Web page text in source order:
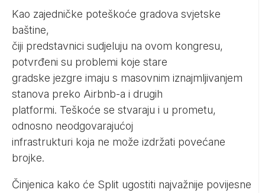
Kao zajedničke poteškoće gradova svjetske
baštine,
čiji predstavnici sudjeluju na ovom kongresu,
potvrđeni su problemi koje stare
gradske jezgre imaju s masovnim iznajmljivanjem
stanova preko Airbnb-a i drugih
platformi. Teškoće se stvaraju i u prometu,
odnosno neodgovarajućoj
infrastrukturi koja ne može izdržati povećane
brojke.
Činjenica kako će Split ugostiti najvažnije povijesne